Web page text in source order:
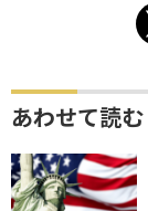
あわせて読む